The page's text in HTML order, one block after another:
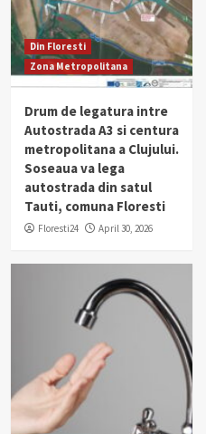
Din Floresti
Zona Metropolitana
Drum de legatura intre
Autostrada A3 si centura
metropolitana a Clujului.
Soseaua va lega
autostrada din satul
Tauti, comuna Floresti
Floresti24 April 30, 2026